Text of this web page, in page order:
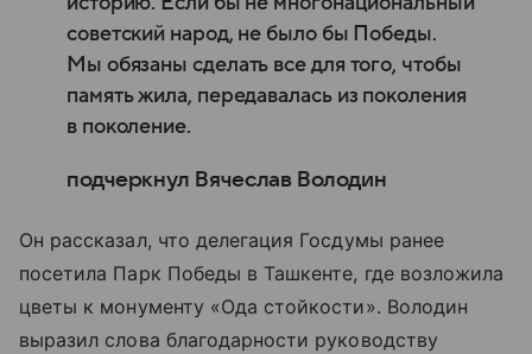
советский народ, не было бы Победы.
Мы обязаны сделать все для того, чтобы
память жила, передавалась из поколения
в поколение.
подчеркнул Вячеслав Володин
Он рассказал, что делегация Госдумы ранее
посетила Парк Победы в Ташкенте, где возложила
цветы к монументу «Ода стойкости». Володин
выразил слова благодарности руководству